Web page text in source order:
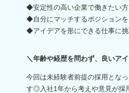
◆安定性の高い企業で働きたい方
◆自分にマッチするポジション
◆アイデアを形にできる仕事に
＼年齢や経歴を問わず、良いア
今回は未経験者前提の採用とな
す◎入社1年から考えや意見が採